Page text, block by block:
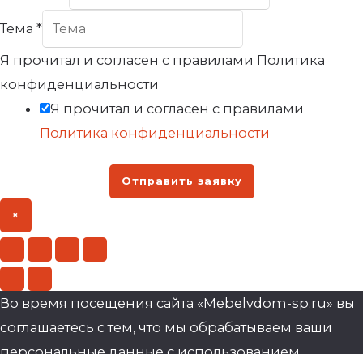
Тема *
Я прочитал и согласен с правилами Политика
конфиденциальности
Я прочитал и согласен с правилами
Политика конфиденциальности
Отправить заявку
×
Во время посещения сайта «Mebelvdom-sp.ru» вы
соглашаетесь с тем, что мы обрабатываем ваши